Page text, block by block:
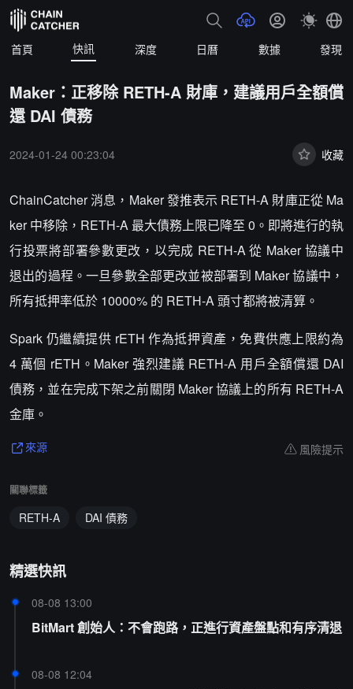
首頁 快訊 深度 日曆 數據 發現
Maker：正移除 RETH-A 財庫，建議用戶全額償
還 DAI 債務
2024-01-24 00:23:04 收藏
ChainCatcher 消息，Maker 發推表示 RETH-A 財庫正從 Ma
ker 中移除，RETH-A 最大債務上限已降至 0。即將進行的執
行投票將部署參數更改，以完成 RETH-A 從 Maker 協議中
退出的過程。一旦參數全部更改並被部署到 Maker 協議中，
所有抵押率低於 10000% 的 RETH-A 頭寸都將被清算。
Spark 仍繼續提供 rETH 作為抵押資產，免費供應上限約為
4 萬個 rETH。Maker 強烈建議 RETH-A 用戶全額償還 DAI
債務，並在完成下架之前關閉 Maker 協議上的所有 RETH-A
金庫。
來源 風險提示
關聯標籤
RETH-A DAI 債務
精選快訊
08-08 13:00
BitMart 創始人：不會跑路，正進行資產盤點和有序清退
08-08 12:04